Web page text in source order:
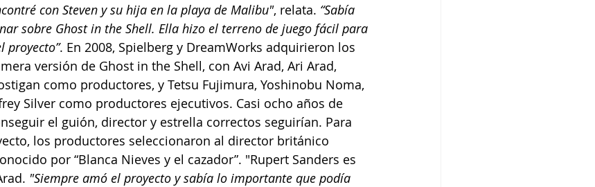
con Steven y su hija en la playa de Malibu", relata. “Sabía
sobre Ghost in the Shell. Ella hizo el terreno de juego fácil para
proyecto”. En 2008, Spielberg y DreamWorks adquirieron los
versión de Ghost in the Shell, con Avi Arad, Ari Arad,
como productores, y Tetsu Fujimura, Yoshinobu Noma,
Silver como productores ejecutivos. Casi ocho años de
el guión, director y estrella correctos seguirían. Para
los productores seleccionaron al director británico
por “Blanca Nieves y el cazador”. "Rupert Sanders es
"Siempre amó el proyecto y sabía lo importante que podía